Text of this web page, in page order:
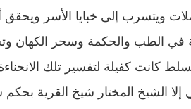
ويتسرب إلى خبايا الأسر ويحقق
في الطب والحكمة وسحر الكهان
كانت كفيلة لتفسير تلك
إلا الشيخ المختار شيخ القرية